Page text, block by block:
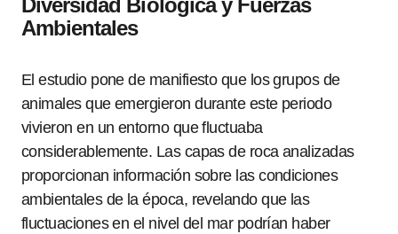
Diversidad Biológica y Fuerzas
Ambientales
El estudio pone de manifiesto que los grupos de
animales que emergieron durante este periodo
vivieron en un entorno que fluctuaba
considerablemente. Las capas de roca analizadas
proporcionan información sobre las condiciones
ambientales de la época, revelando que las
fluctuaciones en el nivel del mar podrían haber